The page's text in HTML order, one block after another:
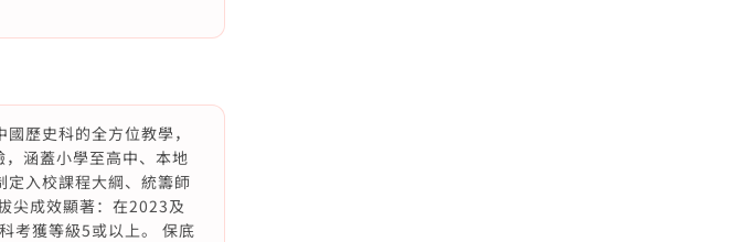
歷史科的全方位教學，
涵蓋小學至高中、本地
定入校課程大綱、統籌師
尖成效顯著：在2023及
考獲等級5或以上。 保底